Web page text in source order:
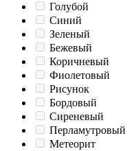
Голубой
Синий
Зеленый
Бежевый
Коричневый
Фиолетовый
Рисунок
Бордовый
Сиреневый
Перламутровый
Метеорит